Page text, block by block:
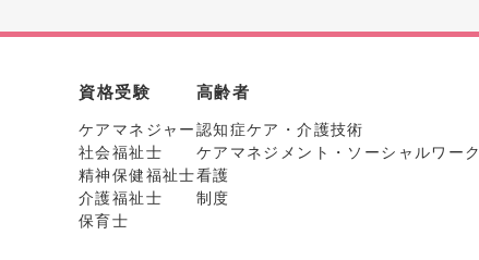
資格受験
ケアマネジャー
社会福祉士
精神保健福祉士
介護福祉士
保育士
高齢者
認知症ケア・介護技術
ケアマネジメント・ソーシャルワーク
看護
制度